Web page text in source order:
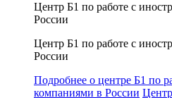
Центр Б1 по работе с
России
Центр Б1 по работе с
России
Подробнее о центре Б1 по
компаниями в России